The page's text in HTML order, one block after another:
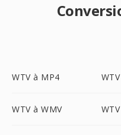
WTV à MP4
WTV à WMV